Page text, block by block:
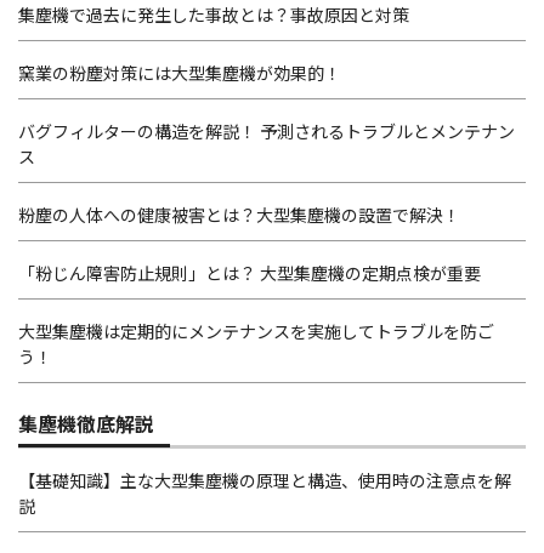
集塵機で過去に発生した事故とは？事故原因と対策
窯業の粉塵対策には大型集塵機が効果的！
バグフィルターの構造を解説！ 予測されるトラブルとメンテナン
ス
粉塵の人体への健康被害とは？大型集塵機の設置で解決！
「粉じん障害防止規則」とは？ 大型集塵機の定期点検が重要
大型集塵機は定期的にメンテナンスを実施してトラブルを防ご
う！
集塵機徹底解説
【基礎知識】主な大型集塵機の原理と構造、使用時の注意点を解
説